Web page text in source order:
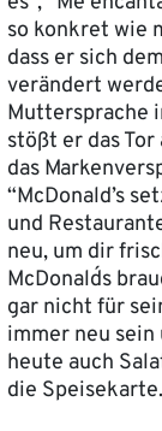
so konkret wie
dass er sich
verändert
Muttersprache
stößt er das
das
“McDonald’s
und
neu, um dir
McDonald´s
gar nicht für
immer neu sein
heute auch
die